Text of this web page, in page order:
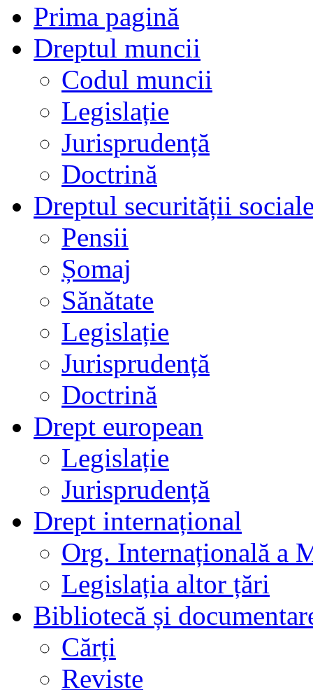
Prima pagină
Dreptul muncii
Codul muncii
Legislație
Jurisprudență
Doctrină
Dreptul securității
Pensii
Șomaj
Sănătate
Legislație
Jurisprudență
Doctrină
Drept european
Legislație
Jurisprudență
Drept internațional
Org. Internațională a
Legislația altor țări
Bibliotecă și
Cărți
Reviste